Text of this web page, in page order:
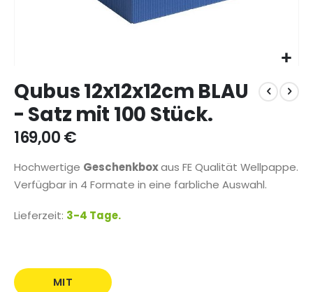
Anfang
der
Bildgalerie
springen
Qubus 12x12x12cm BLAU
- Satz mit 100 Stück.
169,00 €
Hochwertige Geschenkboxaus FE Qualität Wellpappe.
Verfügbar in 4 Formate in eine farbliche Auswahl.
Lieferzeit: 3-4 Tage.
MIT